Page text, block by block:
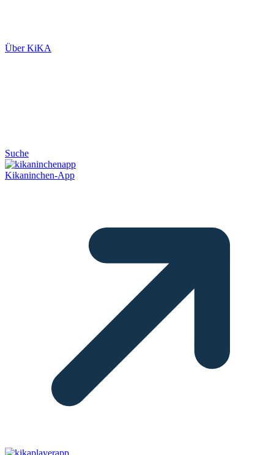
Über KiKA
Suche
Kikaninchen-App